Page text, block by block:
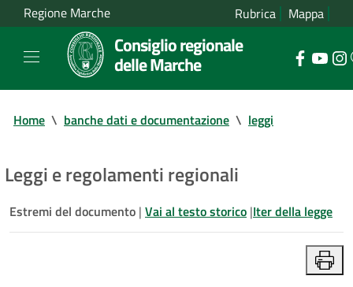
Regione Marche Rubrica Mappa
Consiglio regionale
delle Marche
Home \ banche dati e documentazione \ leggi
Leggi e regolamenti regionali
Estremi del documento | Vai al testo storico |Iter della legge